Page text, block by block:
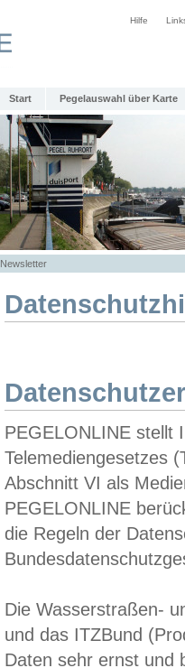
Hilfe
Start Pegelauswahl über Karte
Newsletter
PEGELONLINE stellt
Telemediengesetzes
Abschnitt VI als
PEGELONLINE
die Regeln der
Die Wasserstraßen-
und das ITZBund
Daten sehr ernst und